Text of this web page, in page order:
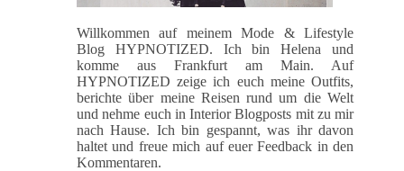
Willkommen auf meinem Mode & Lifestyle
Blog HYPNOTIZED. Ich bin Helena und
komme aus Frankfurt am Main. Auf
HYPNOTIZED zeige ich euch meine Outfits,
berichte über meine Reisen rund um die Welt
und nehme euch in Interior Blogposts mit zu mir
nach Hause. Ich bin gespannt, was ihr davon
haltet und freue mich auf euer Feedback in den
Kommentaren.